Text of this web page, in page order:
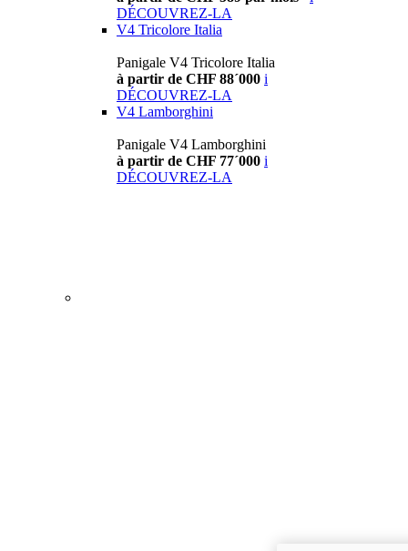
DÉCOUVREZ-LA
V4 Tricolore Italia
Panigale V4 Tricolore Italia
à partir de CHF 88´000 i
DÉCOUVREZ-LA
V4 Lamborghini
Panigale V4 Lamborghini
à partir de CHF 77´000 i
DÉCOUVREZ-LA